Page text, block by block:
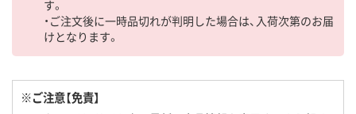
す。
・ご注文後に一時品切れが判明した場合は、入荷次第のお届
けとなります。
※ご注意【免責】